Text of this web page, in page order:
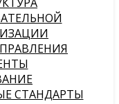
СТАНДАРТЫ